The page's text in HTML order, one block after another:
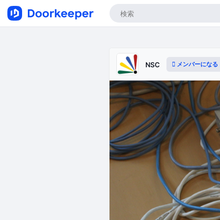
NSC メンバーになる